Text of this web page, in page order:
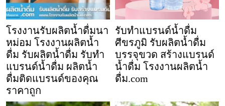
โรงงานรับผลิตน้ำดื่มนา
หม่อม โรงงานผลิตน้ำ
ดื่ม รับผลิตน้ำดื่ม รับทำ
แบรนด์น้ำดื่ม ผลิตน้ำ
ดื่มติดแบรนด์ของคุณ
ราคาถูก
รับทำแบรนด์น้ำดื่ม
ศีขรภูมิ รับผลิตน้ำดื่ม
บรรจุขวด สร้างแบรนด์
น้ำดื่ม โรงงานผลิตน้ำ
ดื่ม.com